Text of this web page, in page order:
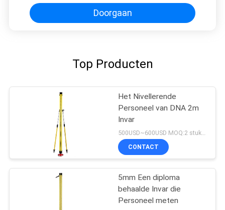
Doorgaan
Top Producten
Het Nivellerende
Personeel van DNA 2m
Invar
500USD~600USD MOQ:2 stukken
CONTACT
5mm Een diploma
behaalde Invar die
Personeel meten